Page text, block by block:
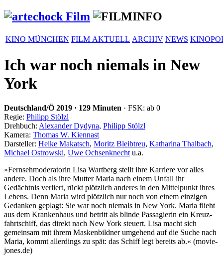
KINO MÜNCHEN FILM AKTUELL ARCHIV NEWS
Ich war noch niemals in New
York
Deutschland/Ö 2019 · 129 Minuten · FSK: ab 0
Regie: Philipp Stölzl
Drehbuch: Alexander Dydyna, Philipp Stölzl
Kamera: Thomas W. Kiennast
Darsteller: Heike Makatsch, Moritz Bleibtreu, Katharina Thalbach,
Michael Ostrowski, Uwe Ochsenknecht u.a.
»Fern­seh­mo­de­ra­torin Lisa Wartberg stellt ihre Karriere vor alles
andere. Doch als ihre Mutter Maria nach einem Unfall ihr
Gedächtnis verliert, rückt plötzlich anderes in den Mittel­punkt ihres
Lebens. Denn Maria wird plötzlich nur noch von einem einzigen
Gedanken geplagt: Sie war noch niemals in New York. Maria flieht
aus dem Kran­ken­haus und betritt als blinde Passa­gierin ein Kreuz­
fahrt­schiff, das direkt nach New York steuert. Lisa macht sich
gemeinsam mit ihrem Masken­bildner umgehend auf die Suche nach
Maria, kommt aller­dings zu spät: das Schiff legt bereits ab.« (movie­
jones.de)